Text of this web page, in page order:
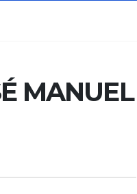
MANUEL